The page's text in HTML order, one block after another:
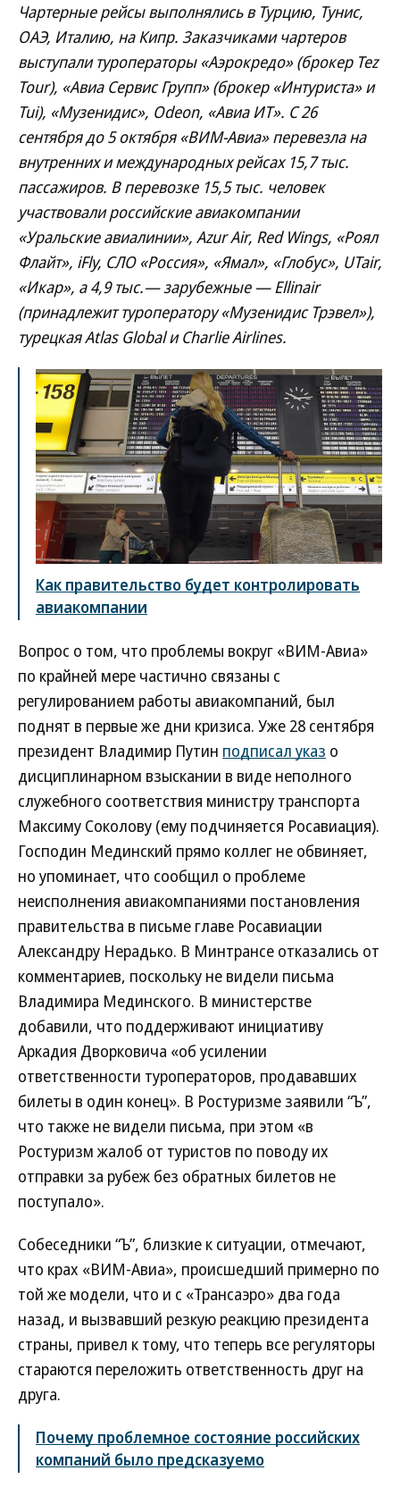
Чартерные рейсы выполнялись в Турцию, Тунис,
ОАЭ, Италию, на Кипр. Заказчиками чартеров
выступали туроператоры «Аэрокредо» (брокер Tez
Tour), «Авиа Сервис Групп» (брокер «Интуриста» и
Tui), «Музенидис», Odeon, «Авиа ИТ». С 26
сентября до 5 октября «ВИМ-Авиа» перевезла на
внутренних и международных рейсах 15,7 тыс.
пассажиров. В перевозке 15,5 тыс. человек
участвовали российские авиакомпании
«Уральские авиалинии», Azur Air, Red Wings, «Роял
Флайт», iFly, СЛО «Россия», «Ямал», «Глобус», UTair,
«Икар», а 4,9 тыс.— зарубежные — Ellinair
(принадлежит туроператору «Музенидис Трэвел»),
турецкая Atlas Global и Charlie Airlines.
Как правительство будет контролировать
авиакомпании
Вопрос о том, что проблемы вокруг «ВИМ-Авиа»
по крайней мере частично связаны с
регулированием работы авиакомпаний, был
поднят в первые же дни кризиса. Уже 28 сентября
президент Владимир Путин подписал указ о
дисциплинарном взыскании в виде неполного
служебного соответствия министру транспорта
Максиму Соколову (ему подчиняется Росавиация).
Господин Мединский прямо коллег не обвиняет,
но упоминает, что сообщил о проблеме
неисполнения авиакомпаниями постановления
правительства в письме главе Росавиации
Александру Нерадько. В Минтрансе отказались от
комментариев, поскольку не видели письма
Владимира Мединского. В министерстве
добавили, что поддерживают инициативу
Аркадия Дворковича «об усилении
ответственности туроператоров, продававших
билеты в один конец». В Ростуризме заявили “Ъ”,
что также не видели письма, при этом «в
Ростуризм жалоб от туристов по поводу их
отправки за рубеж без обратных билетов не
поступало».
Собеседники “Ъ”, близкие к ситуации, отмечают,
что крах «ВИМ-Авиа», происшедший примерно по
той же модели, что и с «Трансаэро» два года
назад, и вызвавший резкую реакцию президента
страны, привел к тому, что теперь все регуляторы
стараются переложить ответственность друг на
друга.
Почему проблемное состояние российских
компаний было предсказуемо